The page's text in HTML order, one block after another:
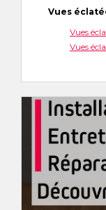
Vues
Vues
Vues